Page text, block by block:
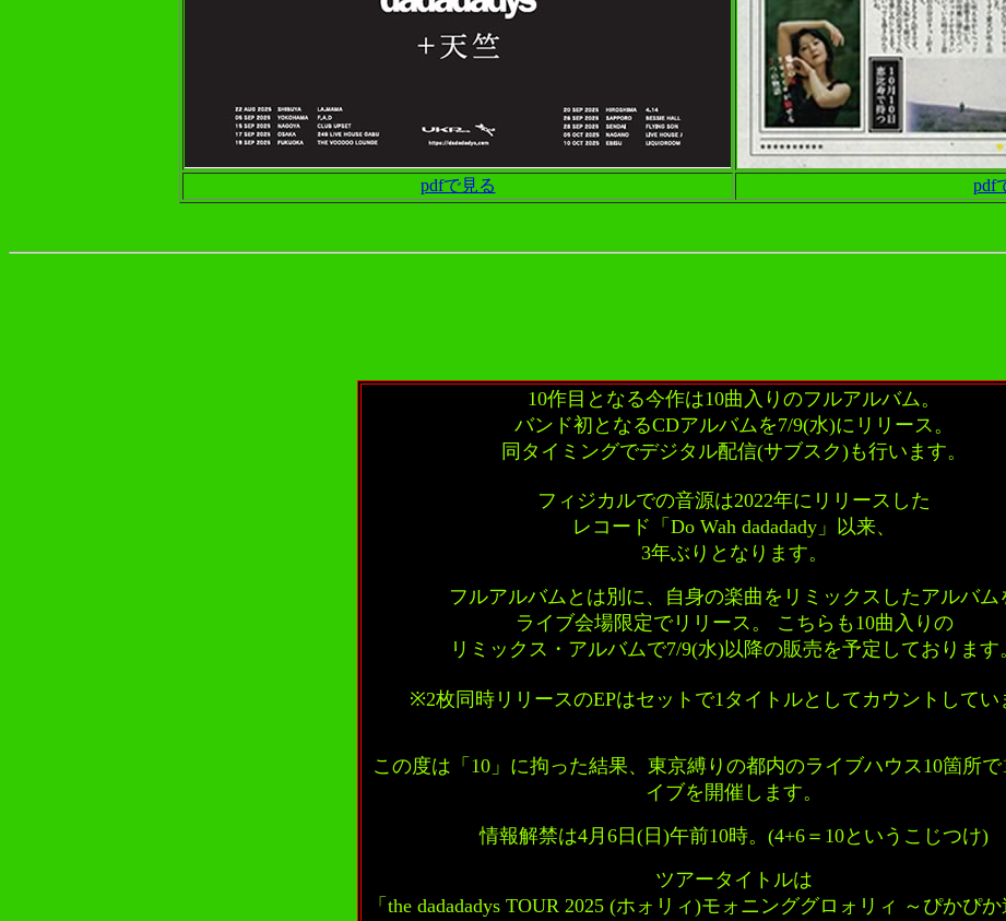
pdfで見る pdf
10作目となる今作は10曲入りのフルアルバム。
バンド初となるCDアルバムを7/9(水)にリリース。
同タイミングでデジタル配信(サブスク)も行います。
フィジカルでの音源は2022年にリリースした
レコード「Do Wah dadadady」以来、
3年ぶりとなります。
フルアルバムとは別に、自身の楽曲をリミックスしたアルバム
ライブ会場限定でリリース。 こちらも10曲入りの
リミックス・アルバムで7/9(水)以降の販売を予定しております
※2枚同時リリースのEPはセットで1タイトルとしてカウントしてい
この度は「10」に拘った結果、東京縛りの都内のライブハウス10箇所で
イブを開催します。
情報解禁は4月6日(日)午前10時。(4+6＝10というこじつけ)
ツアータイトルは
「the dadadadys TOUR 2025 (ホォリィ)モォニンググロォリィ ～ぴかぴか